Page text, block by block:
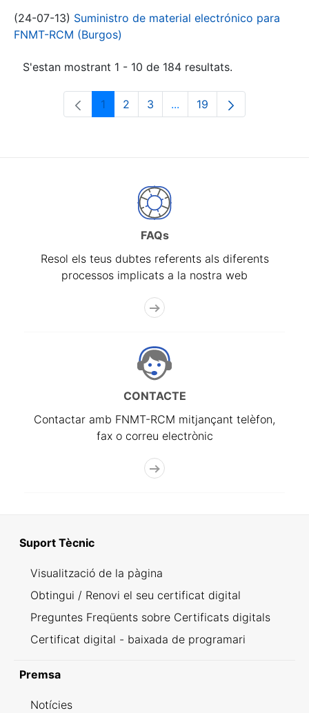
(24-07-13) Suministro de material electrónico para
FNMT-RCM (Burgos)
S'estan mostrant 1 - 10 de 184 resultats.
Pàgina
1 Pàgina
2 Pàgina
3 ...Pàgines intermèdies
Pàgina
19
FAQs
Resol els teus dubtes referents als diferents
processos implicats a la nostra web
CONTACTE
Contactar amb FNMT-RCM mitjançant telèfon,
fax o correu electrònic
Suport Tècnic
Visualització de la pàgina
Obtingui / Renovi el seu certificat digital
Preguntes Freqüents sobre Certificats digitals
Certificat digital - baixada de programari
Premsa
Notícies